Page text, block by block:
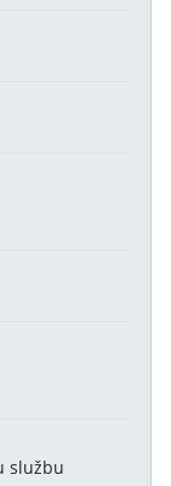
službu